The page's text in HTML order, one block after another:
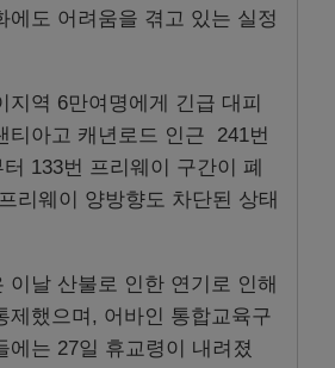
에도 어려움을 겪고 있는 실정
지역 6만여명에게 긴급 대피
티아고 캐년로드 인근 241번
133번 프리웨이 구간이 폐
리웨이 양방향도 차단된 상태
이날 산불로 인한 연기로 인해
제했으며, 어바인 통합교육구
에는 27일 휴교령이 내려졌